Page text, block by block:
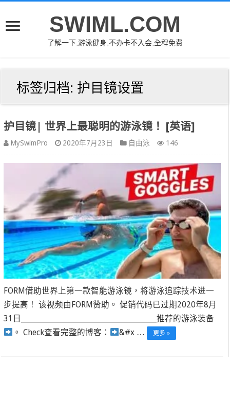
SWIML.COM
了解一下,游泳健身,不办卡不入会,全程免费
标签归档: 护目镜设置
护目镜| 世界上最聪明的游泳镜！ [英语]
MySwimPro 2020年7月23日 自由泳 146
FORM借助世界上第一款智能游泳镜，将游泳追踪技术进一
步提高！ 该视频由FORM赞助。 促销代码已过期2020年8月
31日____________________________________________推荐的游泳装备
。 Check查看完整的博客： &#x … 更多 »